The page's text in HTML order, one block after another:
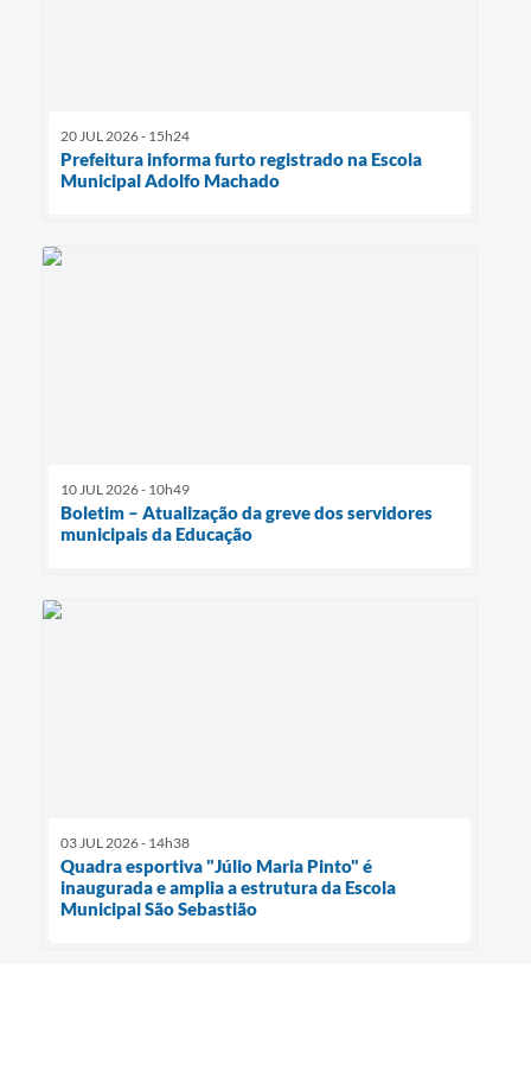
20 JUL 2026 - 15h24
Prefeitura informa furto registrado na Escola
Municipal Adolfo Machado
10 JUL 2026 - 10h49
Boletim – Atualização da greve dos servidores
municipais da Educação
03 JUL 2026 - 14h38
Quadra esportiva "Júlio Maria Pinto" é
inaugurada e amplia a estrutura da Escola
Municipal São Sebastião